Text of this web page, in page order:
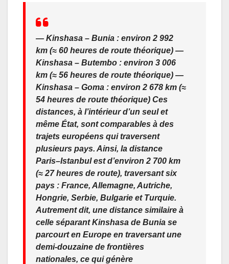
— Kinshasa – Bunia : environ 2 992
km (≈ 60 heures de route théorique) —
Kinshasa – Butembo : environ 3 006
km (≈ 56 heures de route théorique) —
Kinshasa – Goma : environ 2 678 km (≈
54 heures de route théorique) Ces
distances, à l’intérieur d’un seul et
même État, sont comparables à des
trajets européens qui traversent
plusieurs pays. Ainsi, la distance
Paris–Istanbul est d’environ 2 700 km
(≈ 27 heures de route), traversant six
pays : France, Allemagne, Autriche,
Hongrie, Serbie, Bulgarie et Turquie.
Autrement dit, une distance similaire à
celle séparant Kinshasa de Bunia se
parcourt en Europe en traversant une
demi-douzaine de frontières
nationales, ce qui génère